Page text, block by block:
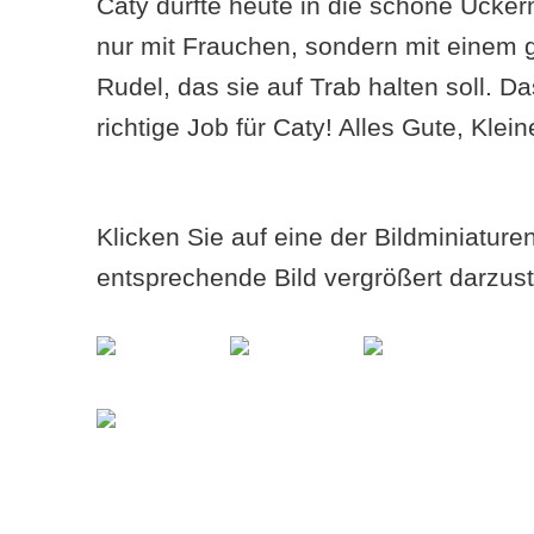
nur mit Frauchen, sondern mit einem
Rudel, das sie auf Trab halten soll.
richtige Job für Caty! Alles Gute,
Klicken Sie auf eine der
entsprechende Bild vergrößert